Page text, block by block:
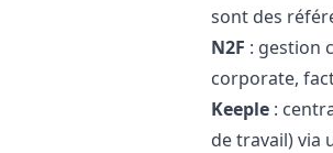
sont des
N2F : gestion
corporate,
Keeple :
de travail) via